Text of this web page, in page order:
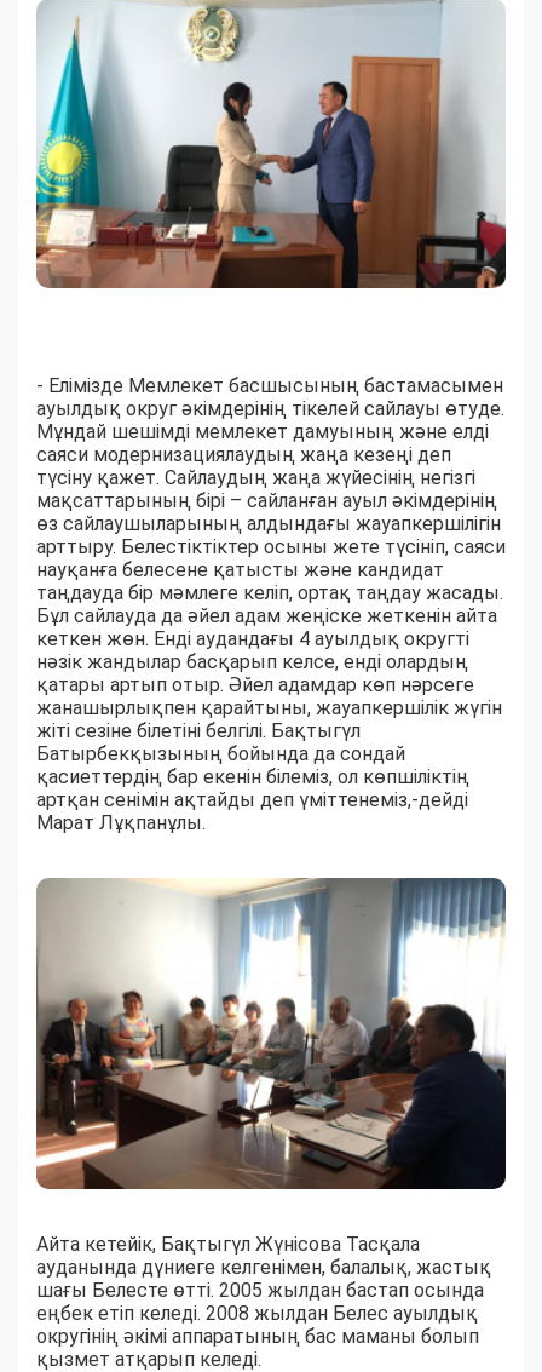
- Елімізде Мемлекет басшысының бастамасымен
ауылдық округ әкімдерінің тікелей сайлауы өтуде.
Мұндай шешімді мемлекет дамуының және елді
саяси модернизациялаудың жаңа кезеңі деп
түсіну қажет. Сайлаудың жаңа жүйесінің негізгі
мақсаттарының бірі – сайланған ауыл әкімдерінің
өз сайлаушыларының алдындағы жауапкершілігін
арттыру. Белестіктіктер осыны жете түсініп, саяси
науқанға белесене қатысты және кандидат
таңдауда бір мәмлеге келіп, ортақ таңдау жасады.
Бұл сайлауда да әйел адам жеңіске жеткенін айта
кеткен жөн. Енді аудандағы 4 ауылдық округті
нәзік жандылар басқарып келсе, енді олардың
қатары артып отыр. Әйел адамдар көп нәрсеге
жанашырлықпен қарайтыны, жауапкершілік жүгін
жіті сезіне білетіні белгілі. Бақтыгүл
Батырбекқызының бойында да сондай
қасиеттердің бар екенін білеміз, ол көпшіліктің
артқан сенімін ақтайды деп үміттенеміз,-дейді
Марат Лұқпанұлы.
Айта кетейік, Бақтыгүл Жүнісова Тасқала
ауданында дүниеге келгенімен, балалық, жастық
шағы Белесте өтті. 2005 жылдан бастап осында
еңбек етіп келеді. 2008 жылдан Белес ауылдық
округінің әкімі аппаратының бас маманы болып
қызмет атқарып келеді.